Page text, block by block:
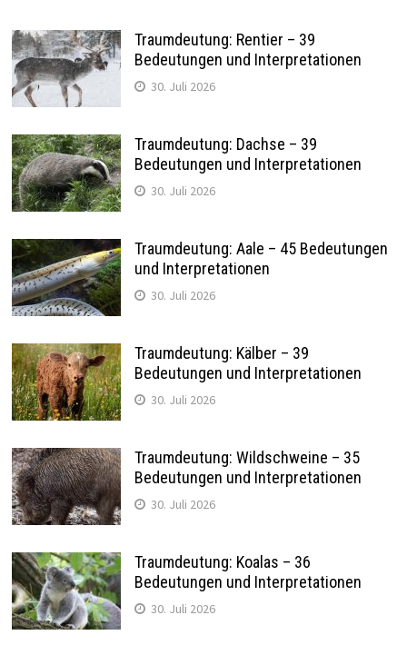
Traumdeutung: Rentier – 39
Bedeutungen und Interpretationen
30. Juli 2026
Traumdeutung: Dachse – 39
Bedeutungen und Interpretationen
30. Juli 2026
Traumdeutung: Aale – 45 Bedeutungen
und Interpretationen
30. Juli 2026
Traumdeutung: Kälber – 39
Bedeutungen und Interpretationen
30. Juli 2026
Traumdeutung: Wildschweine – 35
Bedeutungen und Interpretationen
30. Juli 2026
Traumdeutung: Koalas – 36
Bedeutungen und Interpretationen
30. Juli 2026